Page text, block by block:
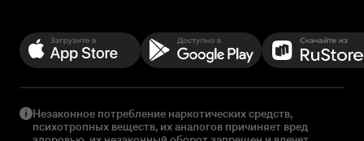
Незаконное потребление наркотических средств,
психотропных веществ, их аналогов причиняет вред